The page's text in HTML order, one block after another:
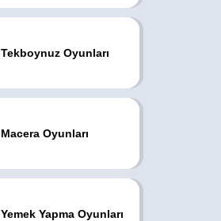
Tekboynuz Oyunları
Macera Oyunları
Yemek Yapma Oyunları